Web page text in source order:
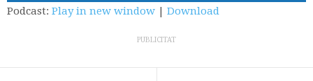
Podcast: Play in new window | Download
PUBLICITAT